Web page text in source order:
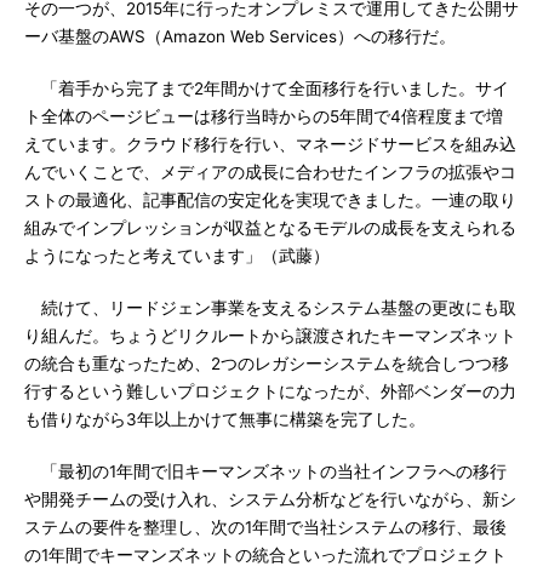
その一つが、2015年に行ったオンプレミスで運用してきた公開サ
ーバ基盤のAWS（Amazon Web Services）への移行だ。
「着手から完了まで2年間かけて全面移行を行いました。サイ
ト全体のページビューは移行当時からの5年間で4倍程度まで増
えています。クラウド移行を行い、マネージドサービスを組み込
んでいくことで、メディアの成長に合わせたインフラの拡張やコ
ストの最適化、記事配信の安定化を実現できました。一連の取り
組みでインプレッションが収益となるモデルの成長を支えられる
ようになったと考えています」（武藤）
続けて、リードジェン事業を支えるシステム基盤の更改にも取
り組んだ。ちょうどリクルートから譲渡されたキーマンズネット
の統合も重なったため、2つのレガシーシステムを統合しつつ移
行するという難しいプロジェクトになったが、外部ベンダーの力
も借りながら3年以上かけて無事に構築を完了した。
「最初の1年間で旧キーマンズネットの当社インフラへの移行
や開発チームの受け入れ、システム分析などを行いながら、新シ
ステムの要件を整理し、次の1年間で当社システムの移行、最後
の1年間でキーマンズネットの統合といった流れでプロジェクト